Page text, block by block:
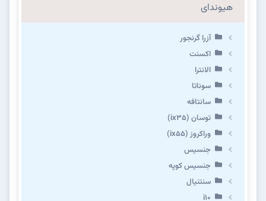
هیوندای
آزرا گرنجور
اکسنت
الانترا
سوناتا
سانتافه
توسان (ix35)
وراکروز (ix55)
جنسیس
جنسیس کوپه
سنتنیال
i10